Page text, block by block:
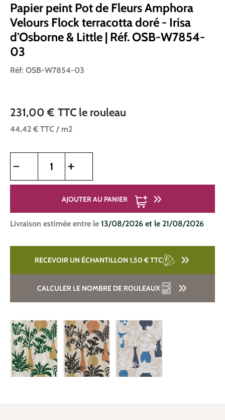
Papier peint Pot de Fleurs Amphora
Velours Flock terracotta doré - Irisa
d'Osborne & Little | Réf. OSB-W7854-
03
Réf: OSB-W7854-03
231,00 € TTC le rouleau
44,42 € TTC / m2
AJOUTER AU PANIER
Livraison estimée entre le 13/08/2026 et le 21/08/2026
RECEVOIR UN ÉCHANTILLON 1,50 €TTC
CALCULER LE NOMBRE DE ROULEAUX